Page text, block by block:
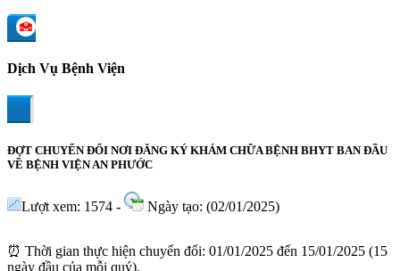
Dịch Vụ Bệnh Viện
ĐỢT CHUYỂN ĐỔI NƠI ĐĂNG KÝ KHÁM CHỮA BỆNH BHYT BAN ĐẦU
VỀ BỆNH VIỆN AN PHƯỚC
Lượt xem: 1574 - Ngày tạo: (02/01/2025)
⏰ Thời gian thực hiện chuyển đổi: 01/01/2025 đến 15/01/2025 (15
ngày đầu của mỗi quý).